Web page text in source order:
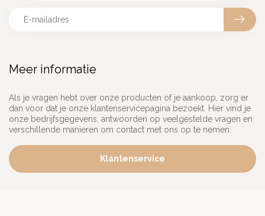
Meer informatie
Als je vragen hebt over onze producten of je aankoop, zorg er
dan voor dat je onze klantenservicepagina bezoekt. Hier vind je
onze bedrijfsgegevens, antwoorden op veelgestelde vragen en
verschillende manieren om contact met ons op te nemen.
Klantenservice